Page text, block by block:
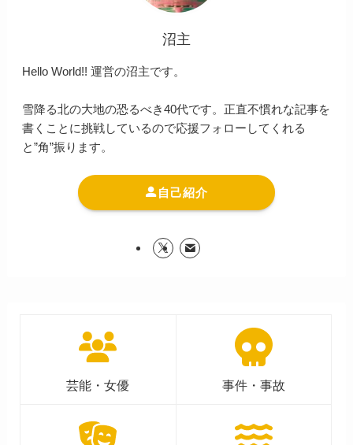
沼主
Hello World!! 運営の沼主です。
雪降る北の大地の恐るべき40代です。正直不慣れな記事を
書くことに挑戦しているので応援フォローしてくれる
と”角”振ります。
自己紹介
芸能・女優 事件・事故